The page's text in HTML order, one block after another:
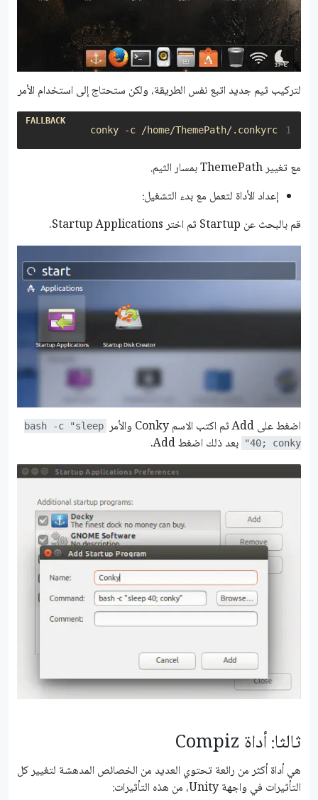
لتركيب ثيم جديد اتبع نفس الطريقة، ولكن ستحتاج إلى استخدام الأمر
1
conky -c /home/ThemePath/.conkyrc
مع تغيير ThemePath بمسار الثيم.
إعداد الأداة لتعمل مع بدء التشغيل:
قم بالبحث عن Startup ثم اختر Startup Applications.
اضغط على Add ثم اكتب الاسم Conky والأمر
bash -c "sleep
40; conky"
بعد ذلك اضغط Add.
ثالثا: أداة Compiz
هي أداة أكثر من رائعة تحتوي العديد من الخصائص المدهشة لتغيير كل
التأثيرات في واجهة Unity، من هذه التأثيرات: